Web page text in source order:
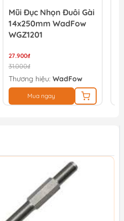
Mũi Đục Dẹp INGCO
DBC0122501
14x250x20mm
32.400₫
36.000₫
Thương hiệu:INGCO
Mua ngay